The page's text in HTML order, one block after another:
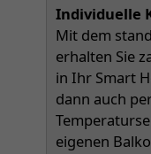
Individuelle
Mit dem
erhalten Sie
in Ihr Smart
dann auch
eigenen